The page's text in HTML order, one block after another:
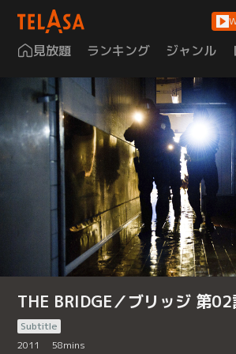
見放題 ランキング ジャンル
THE BRIDGE／ブリッジ 第
Subtitle
2011
58mins